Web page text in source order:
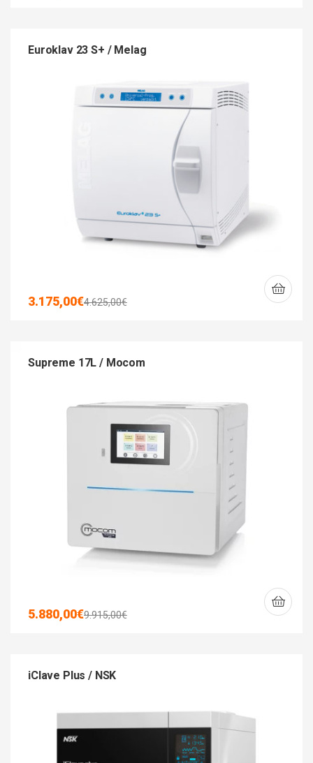
Euroklav 23 S+ / Melag
4.625,00€
3.175,00€
Supreme 17L / Mocom
9.915,00€
5.880,00€
iClave Plus / NSK